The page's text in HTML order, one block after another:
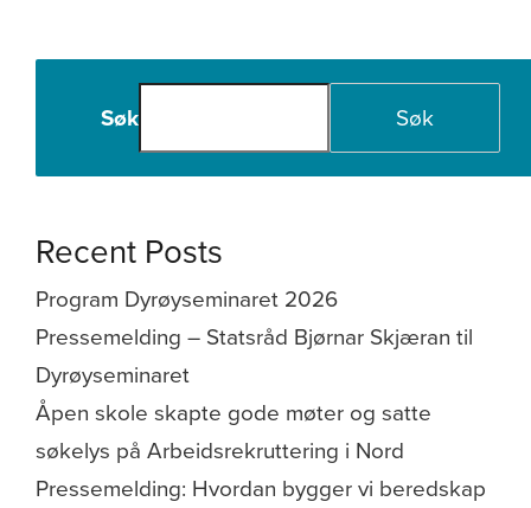
Søk Søk
Recent Posts
Program Dyrøyseminaret 2026
Pressemelding – Statsråd Bjørnar Skjæran til
Dyrøyseminaret
Åpen skole skapte gode møter og satte
søkelys på Arbeidsrekruttering i Nord
Pressemelding: Hvordan bygger vi beredskap